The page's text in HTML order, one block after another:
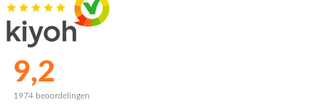
9,2
1974 beoordelingen